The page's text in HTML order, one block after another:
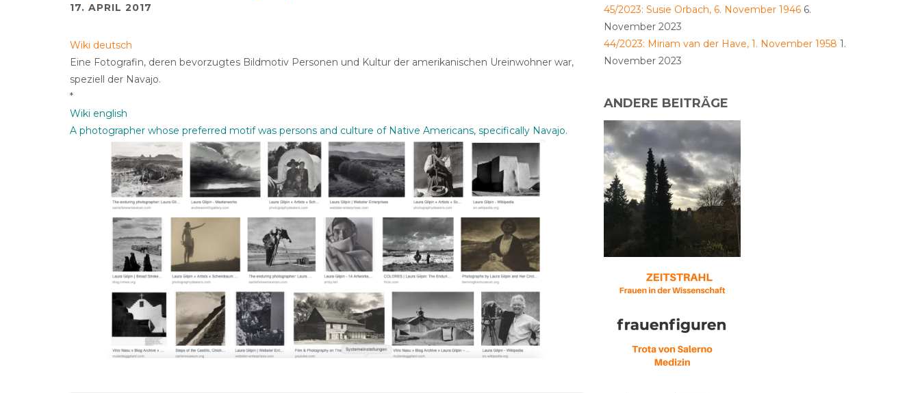
17. APRIL 2017
Wiki deutsch
Eine Fotografin, deren bevorzugtes Bildmotiv Personen und Kultur der amerikanischen Ureinwohner war,
speziell der Navajo.
*
Wiki english
A photographer whose preferred motif was persons and culture of Native Americans, specifically Navajo.
45/2023: Susie Orbach, 6. November 1946 6.
November 2023
44/2023: Miriam van der Have, 1. November 1958 1.
November 2023
ANDERE BEITRÄGE